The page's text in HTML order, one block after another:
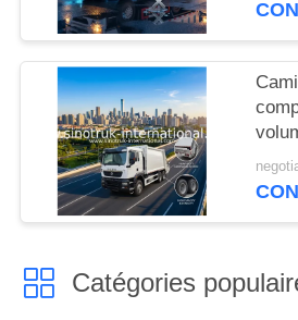
Catégories